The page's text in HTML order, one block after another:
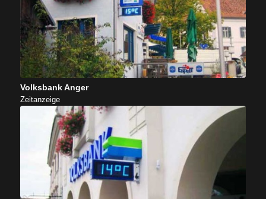
Volksbank Anger
Zeitanzeige